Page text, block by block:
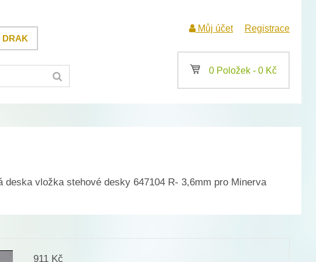
DRAK
Můj účet Registrace
a 0 Položek - 0 Kč
deska vložka stehové desky 647104 R- 3,6mm pro Minerva
911 Kč